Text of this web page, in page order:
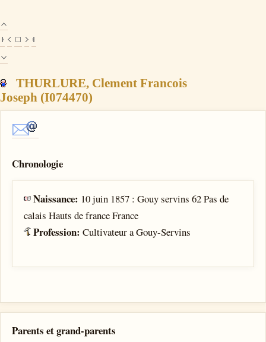
THURLURE, Clement Francois
Joseph (I074470)
Chronologie
Naissance: 10 juin 1857 : Gouy servins 62 Pas de
calais Hauts de france France
Profession:Cultivateur a Gouy-Servins
Parents et grand-parents